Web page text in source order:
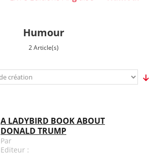
Humour
2 Article(s)
A LADYBIRD BOOK ABOUT
DONALD TRUMP
Par
Editeur :